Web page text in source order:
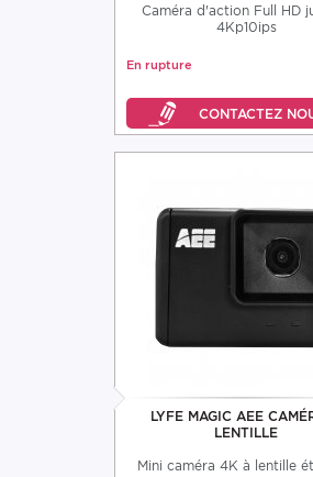
Caméra d'action Full HD
4Kp10ips
En rupture
LYFE MAGIC AEE
LENTILLE
Mini caméra 4K à lentille